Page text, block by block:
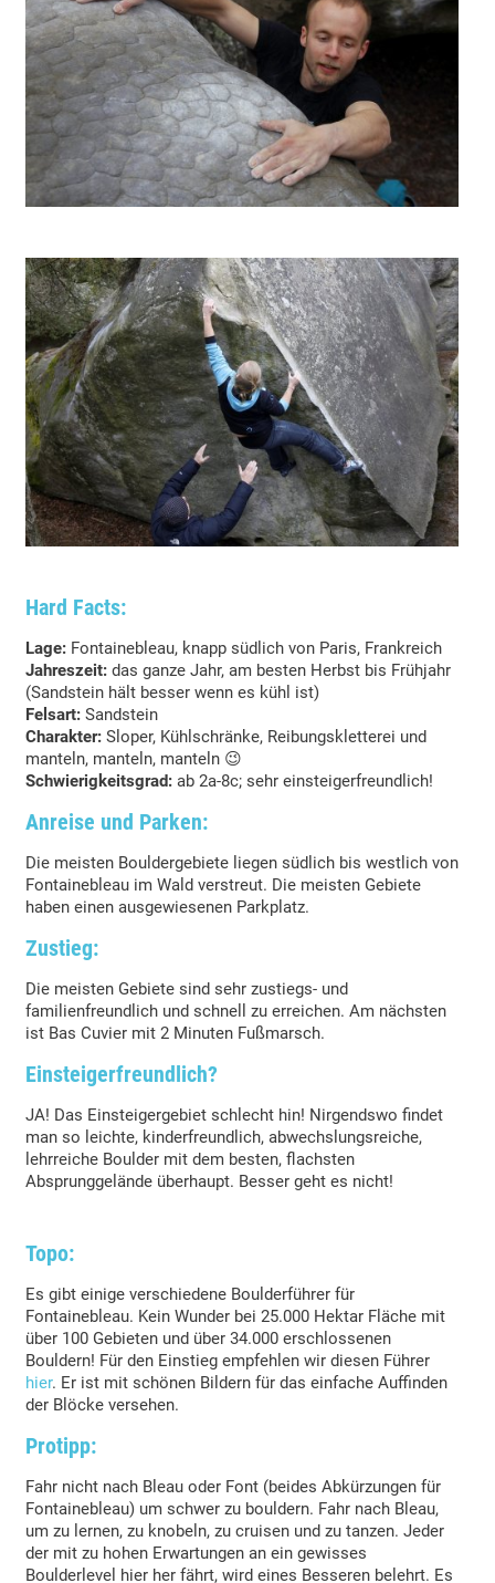
Hard Facts:
Lage: Fontainebleau, knapp südlich von Paris, Frankreich
Jahreszeit: das ganze Jahr, am besten Herbst bis Frühjahr
(Sandstein hält besser wenn es kühl ist)
Felsart: Sandstein
Charakter: Sloper, Kühlschränke, Reibungskletterei und
manteln, manteln, manteln 😉
Schwierigkeitsgrad: ab 2a-8c; sehr einsteigerfreundlich!
Anreise und Parken:
Die meisten Bouldergebiete liegen südlich bis westlich von
Fontainebleau im Wald verstreut. Die meisten Gebiete
haben einen ausgewiesenen Parkplatz.
Zustieg:
Die meisten Gebiete sind sehr zustiegs- und
familienfreundlich und schnell zu erreichen. Am nächsten
ist Bas Cuvier mit 2 Minuten Fußmarsch.
Einsteigerfreundlich?
JA! Das Einsteigergebiet schlecht hin! Nirgendswo findet
man so leichte, kinderfreundlich, abwechslungsreiche,
lehrreiche Boulder mit dem besten, flachsten
Absprunggelände überhaupt. Besser geht es nicht!
Topo:
Es gibt einige verschiedene Boulderführer für
Fontainebleau. Kein Wunder bei 25.000 Hektar Fläche mit
über 100 Gebieten und über 34.000 erschlossenen
Bouldern! Für den Einstieg empfehlen wir diesen Führer
hier. Er ist mit schönen Bildern für das einfache Auffinden
der Blöcke versehen.
Protipp:
Fahr nicht nach Bleau oder Font (beides Abkürzungen für
Fontainebleau) um schwer zu bouldern. Fahr nach Bleau,
um zu lernen, zu knobeln, zu cruisen und zu tanzen. Jeder
der mit zu hohen Erwartungen an ein gewisses
Boulderlevel hier her fährt, wird eines Besseren belehrt. Es